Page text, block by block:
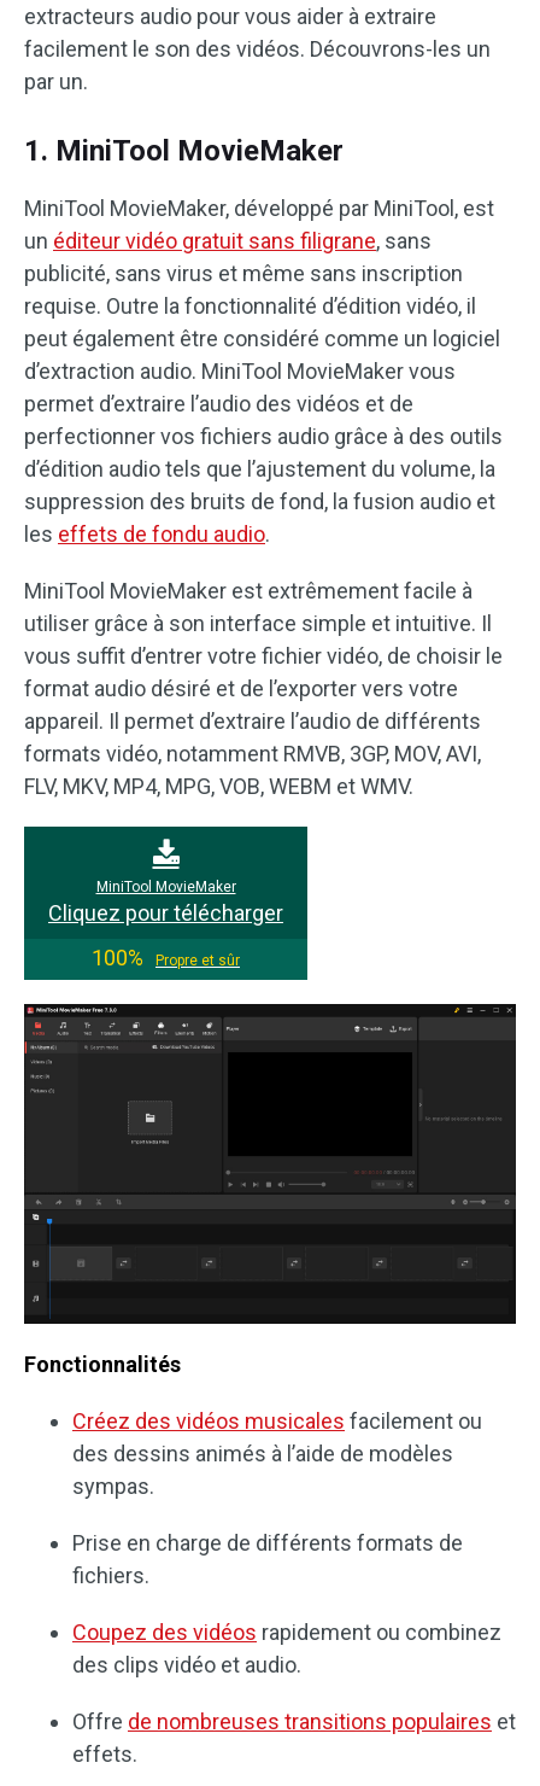
extracteurs audio pour vous aider à extraire
facilement le son des vidéos. Découvrons-les un
par un.
1. MiniTool MovieMaker
MiniTool MovieMaker, développé par MiniTool, est
un éditeur vidéo gratuit sans filigrane, sans
publicité, sans virus et même sans inscription
requise. Outre la fonctionnalité d’édition vidéo, il
peut également être considéré comme un logiciel
d’extraction audio. MiniTool MovieMaker vous
permet d’extraire l’audio des vidéos et de
perfectionner vos fichiers audio grâce à des outils
d’édition audio tels que l’ajustement du volume, la
suppression des bruits de fond, la fusion audio et
les effets de fondu audio.
MiniTool MovieMaker est extrêmement facile à
utiliser grâce à son interface simple et intuitive. Il
vous suffit d’entrer votre fichier vidéo, de choisir le
format audio désiré et de l’exporter vers votre
appareil. Il permet d’extraire l’audio de différents
formats vidéo, notamment RMVB, 3GP, MOV, AVI,
FLV, MKV, MP4, MPG, VOB, WEBM et WMV.
MiniTool MovieMaker
Cliquez pour télécharger
100%
Propre et sûr
Fonctionnalités
Créez des vidéos musicales facilement ou
des dessins animés à l’aide de modèles
sympas.
Prise en charge de différents formats de
fichiers.
Coupez des vidéos rapidement ou combinez
des clips vidéo et audio.
Offre de nombreuses transitions populaires et
effets.